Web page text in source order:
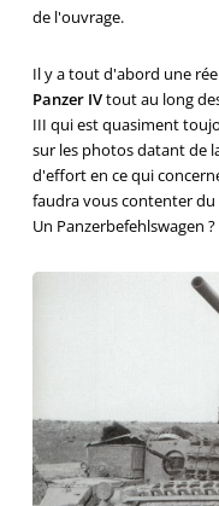
de l'ouvrage.
Il y a tout d'abord une
Panzer IVtout au long
III qui est quasiment
sur les photos datant de
d'effort en ce qui
faudra vous contenter du
Un Panzerbefehlswagen